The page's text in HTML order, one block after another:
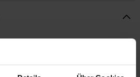
im modernen Design
Ablagefach unter der